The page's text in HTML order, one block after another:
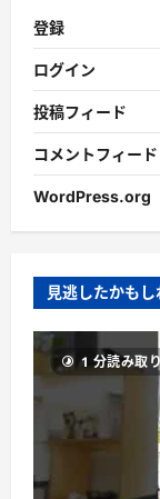
登録
ログイン
投稿フィード
コメントフィード
WordPress.org
見逃したかも
1 分読み取